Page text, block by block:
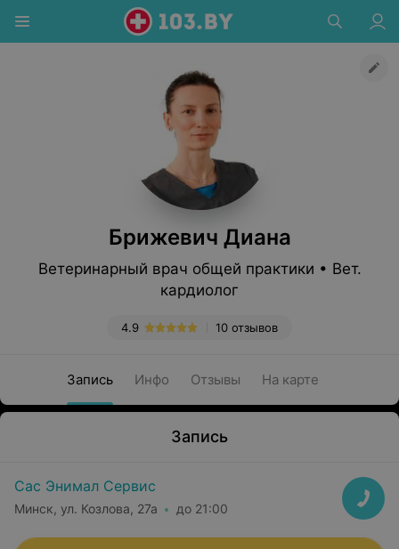
Брижевич Диана
Ветеринарный врач общей практики • Вет.
кардиолог
10 отзывов
4.9
Запись Инфо Отзывы На карте
Запись
Сас Энимал Сервис
Минск, ул. Козлова, 27а до 21:00